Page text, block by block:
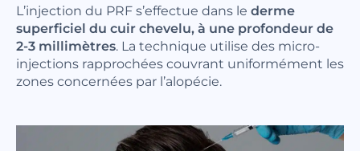
L’injection du PRF s’effectue dans le derme
superficiel du cuir chevelu, à une profondeur de
2-3 millimètres. La technique utilise des micro-
injections rapprochées couvrant uniformément les
zones concernées par l’alopécie.